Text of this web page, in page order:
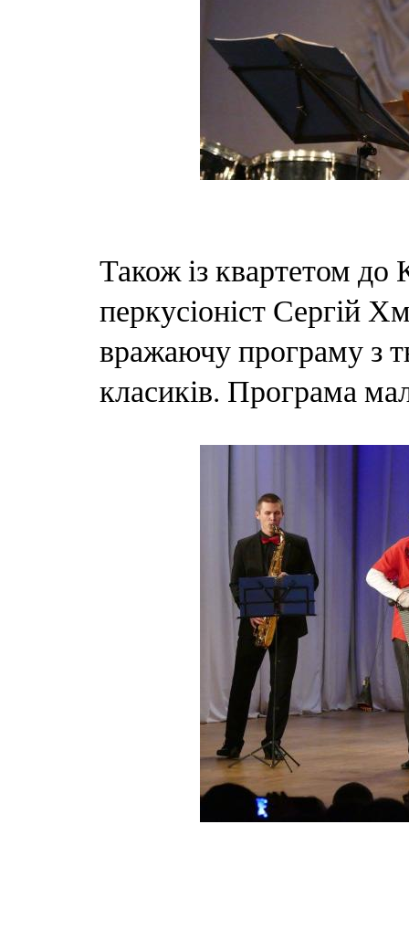
Також із квартетом до
перкусіоніст Сергій
вражаючу програму з
класиків. Програма